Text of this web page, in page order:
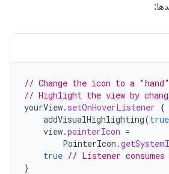
// Change the icon to a
// Highlight the view by
yourView. setOnHoverListener {
addVisualHighlighting(true
view.pointerIcon =
PointerIcon .
true // Listener
}